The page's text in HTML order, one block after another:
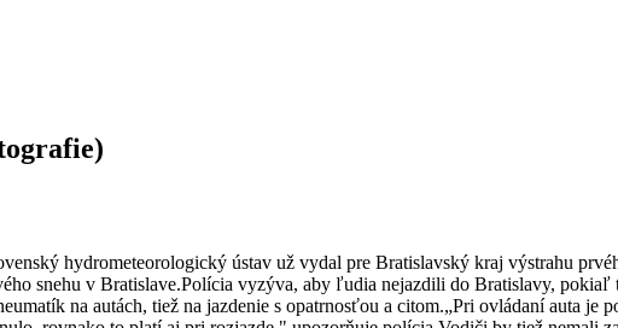
hydrometeorologický ústav už vydal pre Bratislavský kraj výstrahu
snehu v Bratislave.Polícia vyzýva, aby ľudia nejazdili do Bratislavy,
na autách, tiež na jazdenie s opatrnosťou a citom.„Pri ovládaní auta je